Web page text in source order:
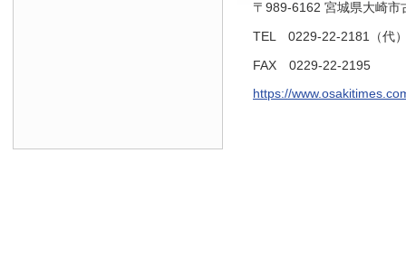
〒989-6162 宮城県大崎
TEL 0229-22-2181（代
FAX 0229-22-2195
https://